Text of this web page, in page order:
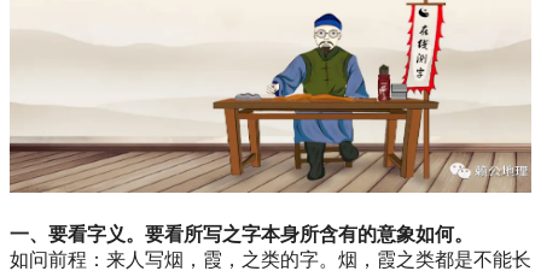
一、要看字义。要看所写之字本身所含有的意象如何。
如问前程：来人写烟，霞，之类的字。烟，霞之类都是不能长